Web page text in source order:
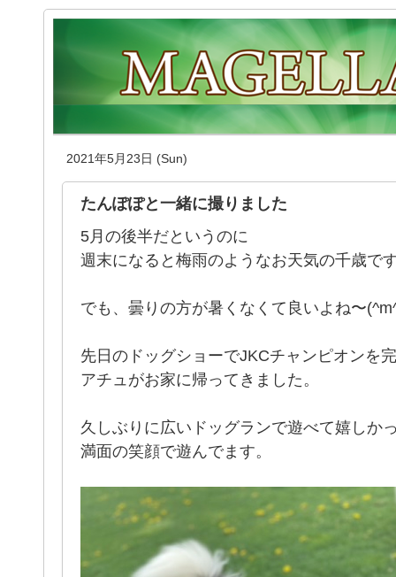
2021年5月23日 (Sun)
たんぽぽと一緒に撮りました
5月の後半だというのに
週末になると梅雨のようなお天気の千歳で
でも、曇りの方が暑くなくて良いよね〜
先日のドッグショーでJKCチャンピオンを
アチュがお家に帰ってきました。
久しぶりに広いドッグランで遊べて嬉しか
満面の笑顔で遊んでます。